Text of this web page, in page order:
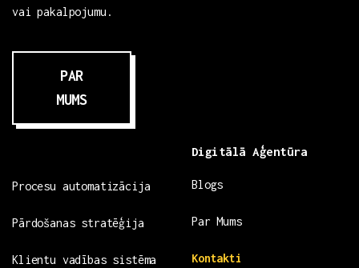
vai pakalpojumu.
PAR
MUMS
Procesu automatizācija
Pārdošanas stratēģija
Klientu vadības sistēma
Digitālā Aģentūra
Blogs
Par Mums
Kontakti